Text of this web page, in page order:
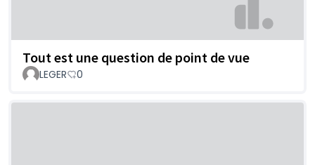
Tout est une question de point de vue
LEGER 0